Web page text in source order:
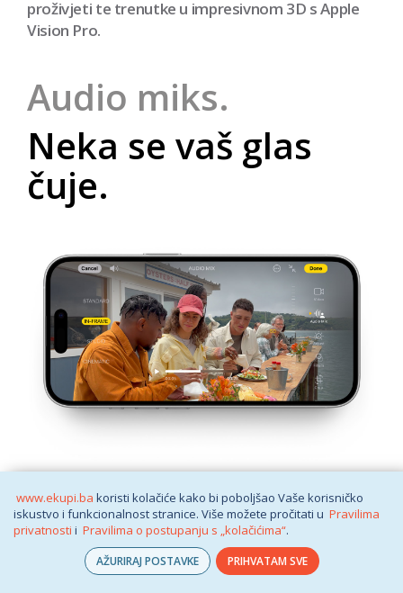
www.ekupi.ba koristi kolačiće kako bi poboljšao Vaše korisničko
iskustvo i funkcionalnost stranice. Više možete pročitati u Pravilima
privatnosti i Pravilima o postupanju s „kolačićima“.
AŽURIRAJ POSTAVKE PRIHVATAM SVE
Sa svojim preusmjerenim kamerama, iPhone 16
vam omogućuje snimanječarobnih fotografija i
videozapisa na potpuno novi način
koristeći
prostorno snimanje. Tako da možete ponovno
proživjeti te trenutke u impresivnom 3D s Apple
Vision Pro.
Audio miks.
Neka se vaš glas
čuje.